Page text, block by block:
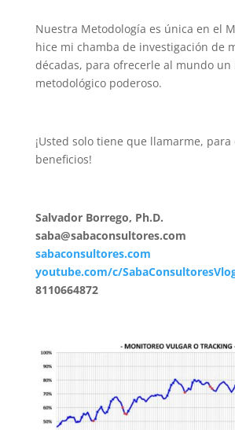
Nuestra Metodología es única en el
hice mi chamba de investigación de
décadas, para ofrecerle al mundo un
metodológico poderoso.
¡Usted solo tiene que llamarme,
beneficios!
Salvador Borrego, Ph.D.
saba@sabaconsultores.com
sabaconsultores.com
youtube.com/c/
8110664872